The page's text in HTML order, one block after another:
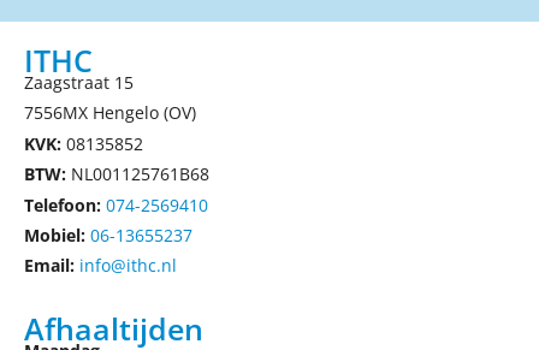
ITHC
Zaagstraat 15
7556MX Hengelo (OV)
KVK: 08135852
BTW: NL001125761B68
Telefoon: 074-2569410
Mobiel: 06-13655237
Email: info@ithc.nl
Afhaaltijden